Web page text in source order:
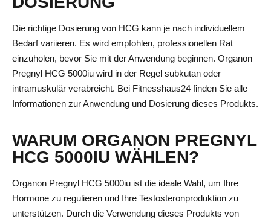
Die richtige Dosierung von HCG kann je nach individuellem
Bedarf variieren. Es wird empfohlen, professionellen Rat
einzuholen, bevor Sie mit der Anwendung beginnen. Organon
Pregnyl HCG 5000iu wird in der Regel subkutan oder
intramuskulär verabreicht. Bei Fitnesshaus24 finden Sie alle
Informationen zur Anwendung und Dosierung dieses Produkts.
WARUM ORGANON PREGNYL
HCG 5000IU WÄHLEN?
Organon Pregnyl HCG 5000iu ist die ideale Wahl, um Ihre
Hormone zu regulieren und Ihre Testosteronproduktion zu
unterstützen. Durch die Verwendung dieses Produkts von